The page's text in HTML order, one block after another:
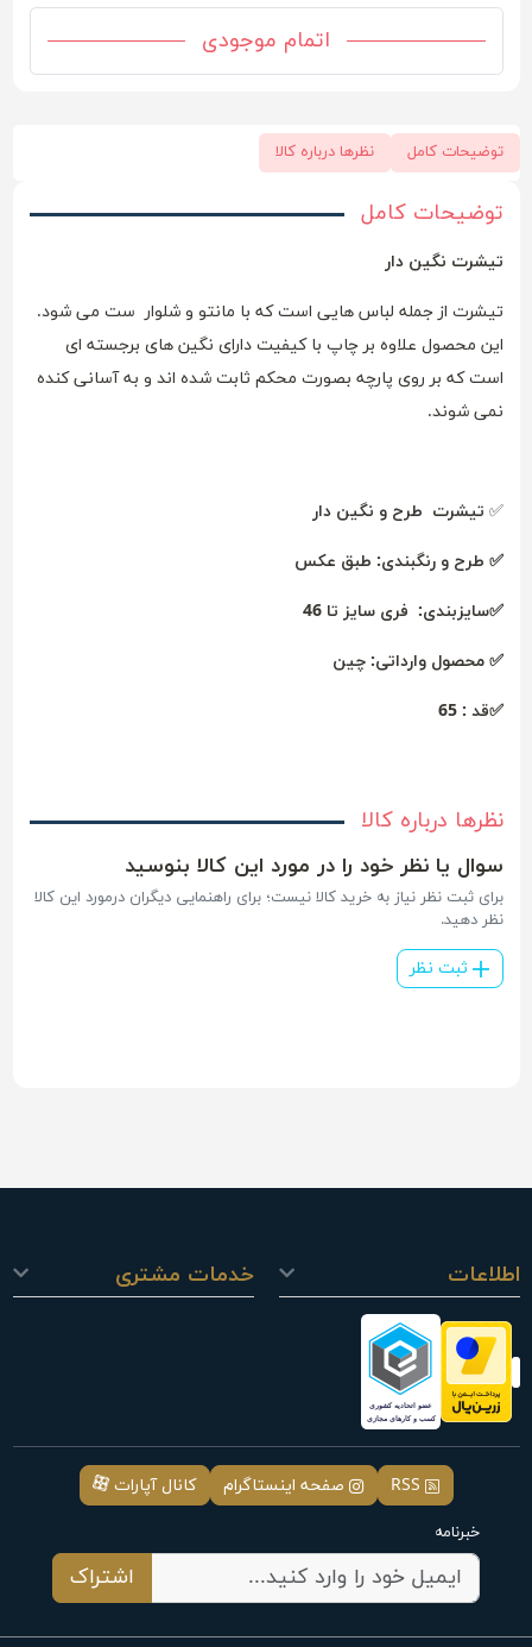
اتمام موجودی
توضیحات کامل نظرها درباره کالا
توضیحات کامل
تیشرت نگین دار
تیشرت از جمله لباس هایی است که با مانتو و شلوار ست می شود.
این محصول علاوه بر چاپ با کیفیت دارای نگین های برجسته ای
است که بر روی پارچه بصورت محکم ثابت شده اند و به آسانی کنده
نمی شوند.
✅ تیشرت طرح و نگین دار
✅ طرح و رنگبندی: طبق عکس
✅سایزبندی: فری سایز تا 46
✅ محصول وارداتی: چین
✅قد : 65
نظرها درباره کالا
سوال یا نظر خود را در مورد این کالا بنوسید
برای ثبت نظر نیاز به خرید کالا نیست؛ برای راهنمایی دیگران درمورد این کالا
نظر دهید.
ثبت نظر
اطلاعات خدمات مشتری
RSS صفحه اینستاگرام کانال آپارات
خبرنامه
اشتراک